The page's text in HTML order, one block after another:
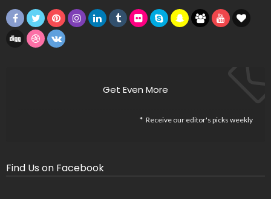
Get Even More
Receive our editor's picks weekly
Find Us on Facebook